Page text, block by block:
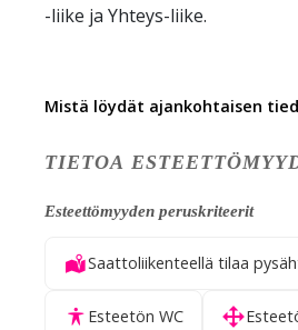
-liike ja Yhteys-liike.
Mistä löydät ajankohtaisen
TIETOA
Esteettömyyden peruskriteerit
Saattoliikenteellä tilaa
Esteetön WC